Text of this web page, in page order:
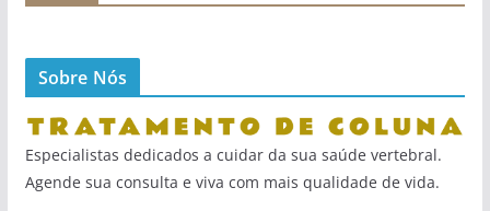
Sobre Nós
Especialistas dedicados a cuidar da sua saúde vertebral.
Agende sua consulta e viva com mais qualidade de vida.